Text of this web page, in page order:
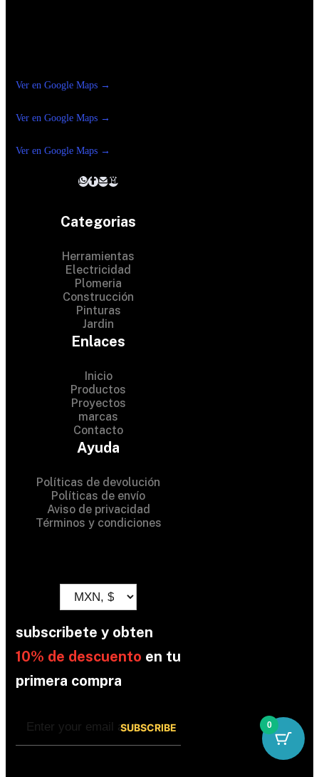
Ver en Google Maps →
Ver en Google Maps →
Ver en Google Maps →
Categorias
Herramientas
Electricidad
Plomeria
Construcción
Pinturas
Jardin
Enlaces
Inicio
Productos
Proyectos
marcas
Contacto
Ayuda
Políticas de devolución
Políticas de envío
Aviso de privacidad
Términos y condiciones
subscribete y obten
10% de descuento en tu
primera compra
0